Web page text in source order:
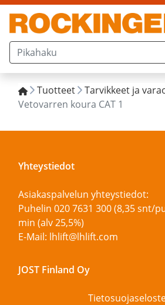
Tuotteet
Tarvikkeet ja
Vetovarren koura CAT 1
Yhteystiedot
Asiakaspalvelun yhteystiedot:
Puhelin 020 7631 300 (8,35 snt/
min (alv 25,5%)
E-Mail: lhlift@lhlift.com
JOST Finland Oy